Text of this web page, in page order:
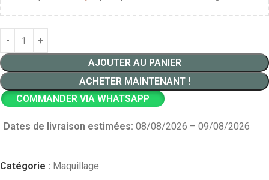
AJOUTER AU PANIER
ACHETER MAINTENANT !
COMMANDER VIA WHATSAPP
Dates de livraison estimées: 08/08/2026 – 09/08/2026
Catégorie : Maquillage